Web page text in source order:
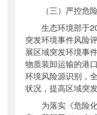
（三）严控危
生态环境部于
突发环境事件风险
展区域突发环境事
物质装卸运输的港
环境风险源识别，
状况，提高区域突
为落实《危险